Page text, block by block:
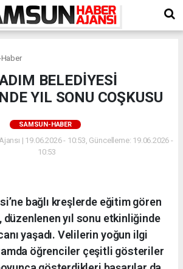
BELEDİYESİ
YIL SONU COŞKUSU
SAMSUN-HABER
| 19.06.2026 - 10:53, Güncelleme: 19.06.2026 -
10:53
bağlı kreşlerde eğitim gören
yıl sonu etkinliğinde
yaşadı. Velilerin yoğun ilgi
öğrenciler çeşitli gösteriler